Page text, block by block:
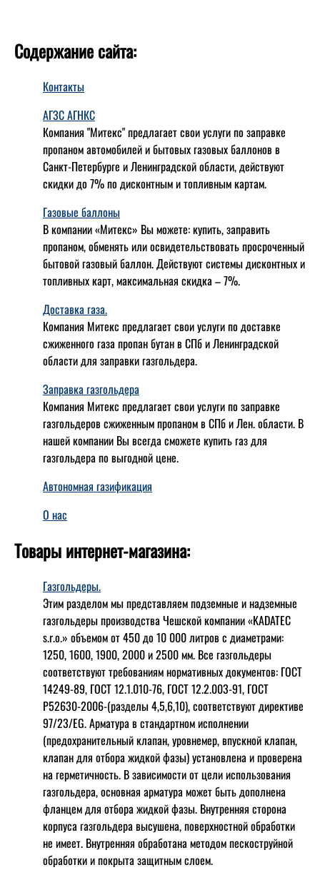
Содержание сайта:
Контакты
АГЗС АГНКС
Компания "Митекс" предлагает свои услуги по заправке
пропаном автомобилей и бытовых газовых баллонов в
Санкт-Петербурге и Ленинградской области, действуют
скидки до 7% по дисконтным и топливным картам.
Газовые баллоны
В компании «Митекс» Вы можете: купить, заправить
пропаном, обменять или освидетельствовать просроченный
бытовой газовый баллон. Действуют системы дисконтных и
топливных карт, максимальная скидка – 7%.
Доставка газа.
Компания Митекс предлагает свои услуги по доставке
сжиженного газа пропан бутан в СПб и Ленинградской
области для заправки газгольдера.
Заправка газгольдера
Компания Митекс предлагает свои услуги по заправке
газгольдеров сжиженным пропаном в СПб и Лен. области. В
нашей компании Вы всегда сможете купить газ для
газгольдера по выгодной цене.
Автономная газификация
О нас
Товары интернет-магазина:
Газгольдеры.
Этим разделом мы представляем подземные и надземные
газгольдеры производства Чешской компании «KADATEC
s.r.o.» объемом от 450 до 10 000 литров с диаметрами:
1250, 1600, 1900, 2000 и 2500 мм. Все газгольдеры
соответствуют требованиям нормативных документов: ГОСТ
14249-89, ГОСТ 12.1.010-76, ГОСТ 12.2.003-91, ГОСТ
Р52630-2006-(разделы 4,5,6,10), соответствуют директиве
97/23/EG. Арматура в стандартном исполнении
(предохранительный клапан, уровнемер, впускной клапан,
клапан для отбора жидкой фазы) установлена и проверена
на герметичность. В зависимости от цели использования
газгольдера, основная арматура может быть дополнена
фланцем для отбора жидкой фазы. Внутренняя сторона
корпуса газгольдера высушена, поверхностной обработки
не имеет. Внутренняя обработана методом пескоструйной
обработки и покрыта защитным слоем.